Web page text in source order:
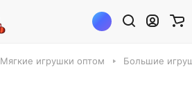
Мягкие игрушки оптом Большие